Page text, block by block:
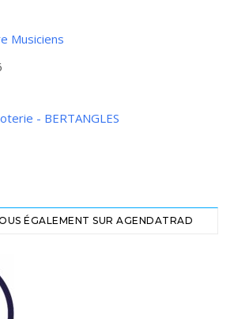
Musiciens
- BERTANGLES
ÉGALEMENT SUR AGENDATRAD